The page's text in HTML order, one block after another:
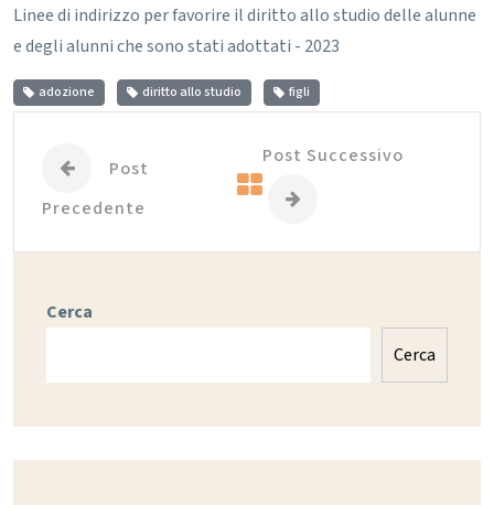
Linee di indirizzo per favorire il diritto allo studio delle alunne
e degli alunni che sono stati adottati - 2023
adozione diritto allo studio figli
Post
Precedente
Post Successivo
Cerca
Cerca